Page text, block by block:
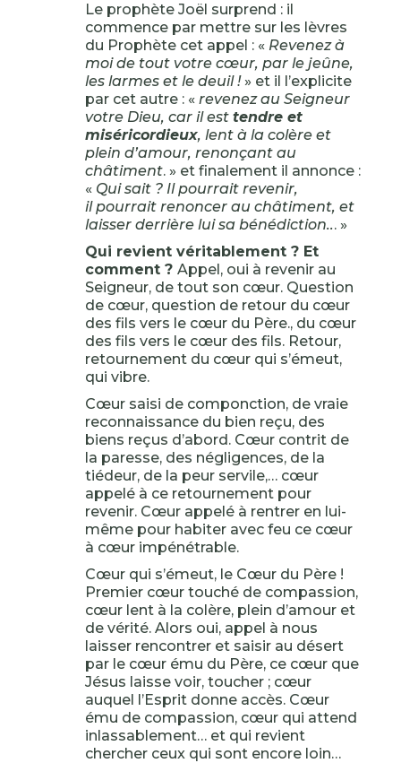
Le prophète Joël surprend : il
commence par mettre sur les lèvres
du Prophète cet appel : « Revenez à
moi de tout votre cœur, par le jeûne,
les larmes et le deuil !» et il l’explicite
par cet autre : « revenez au Seigneur
votre Dieu, car il est tendre et
miséricordieux, lent à la colère et
plein d’amour, renonçant au
châtiment. » et finalement il annonce :
« Qui sait ? Il pourrait revenir,
il pourrait renoncer au châtiment, et
laisser derrière lui sa bénédiction... »
Qui revient véritablement ? Et
comment ? Appel, oui à revenir au
Seigneur, de tout son cœur. Question
de cœur, question de retour du cœur
des fils vers le cœur du Père., du cœur
des fils vers le cœur des fils. Retour,
retournement du cœur qui s’émeut,
qui vibre.
Cœur saisi de componction, de vraie
reconnaissance du bien reçu, des
biens reçus d’abord. Cœur contrit de
la paresse, des négligences, de la
tiédeur, de la peur servile,… cœur
appelé à ce retournement pour
revenir. Cœur appelé à rentrer en lui-
même pour habiter avec feu ce cœur
à cœur impénétrable.
Cœur qui s’émeut, le Cœur du Père !
Premier cœur touché de compassion,
cœur lent à la colère, plein d’amour et
de vérité. Alors oui, appel à nous
laisser rencontrer et saisir au désert
par le cœur ému du Père, ce cœur que
Jésus laisse voir, toucher ; cœur
auquel l’Esprit donne accès. Cœur
ému de compassion, cœur qui attend
inlassablement… et qui revient
chercher ceux qui sont encore loin…